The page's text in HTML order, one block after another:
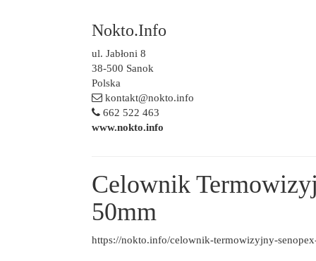
Nokto.Info
ul. Jabłoni 8
38-500 Sanok
Polska
kontakt@nokto.info
662 522 463
www.nokto.info
Celownik
50mm
https://nokto.info/celownik-termowizyjny-